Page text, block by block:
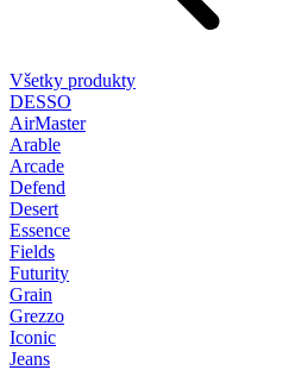
Všetky produkty
DESSO
AirMaster
Arable
Arcade
Defend
Desert
Essence
Fields
Futurity
Grain
Grezzo
Iconic
Jeans